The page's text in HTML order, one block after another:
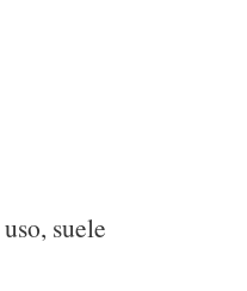
suele